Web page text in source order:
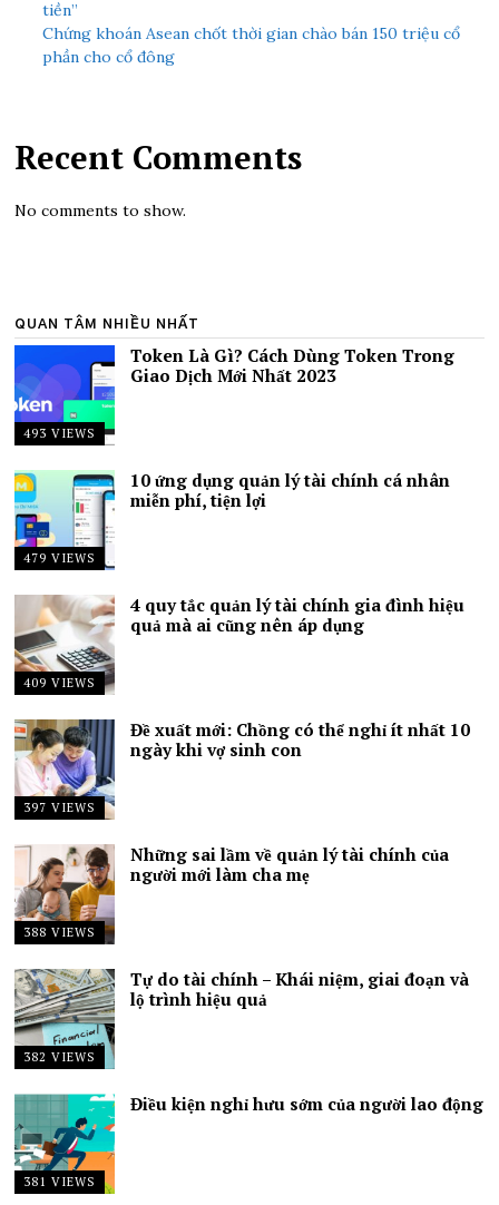
tiền”
Chứng khoán Asean chốt thời gian chào bán 150 triệu cổ
phần cho cổ đông
Recent Comments
No comments to show.
QUAN TÂM NHIỀU NHẤT
493 VIEWS
Token Là Gì? Cách Dùng Token Trong
Giao Dịch Mới Nhất 2023
479 VIEWS
10 ứng dụng quản lý tài chính cá nhân
miễn phí, tiện lợi
409 VIEWS
4 quy tắc quản lý tài chính gia đình hiệu
quả mà ai cũng nên áp dụng
397 VIEWS
Đề xuất mới: Chồng có thể nghỉ ít nhất 10
ngày khi vợ sinh con
388 VIEWS
Những sai lầm về quản lý tài chính của
người mới làm cha mẹ
382 VIEWS
Tự do tài chính – Khái niệm, giai đoạn và
lộ trình hiệu quả
381 VIEWS
Điều kiện nghỉ hưu sớm của người lao động